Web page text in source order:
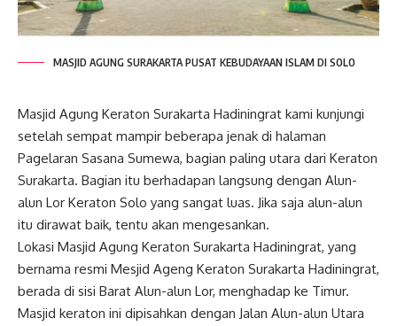
MASJID AGUNG SURAKARTA PUSAT KEBUDAYAAN ISLAM DI SOLO
Masjid Agung Keraton Surakarta Hadiningrat kami kunjungi
setelah sempat mampir beberapa jenak di halaman
Pagelaran Sasana Sumewa, bagian paling utara dari Keraton
Surakarta. Bagian itu berhadapan langsung dengan Alun-
alun Lor Keraton Solo yang sangat luas. Jika saja alun-alun
itu dirawat baik, tentu akan mengesankan.
Lokasi Masjid Agung Keraton Surakarta Hadiningrat, yang
bernama resmi Mesjid Ageng Keraton Surakarta Hadiningrat,
berada di sisi Barat Alun-alun Lor, menghadap ke Timur.
Masjid keraton ini dipisahkan dengan Jalan Alun-alun Utara